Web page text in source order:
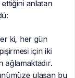
ettiğini anlatan
ki, her gün
için iki
ulaşan bu